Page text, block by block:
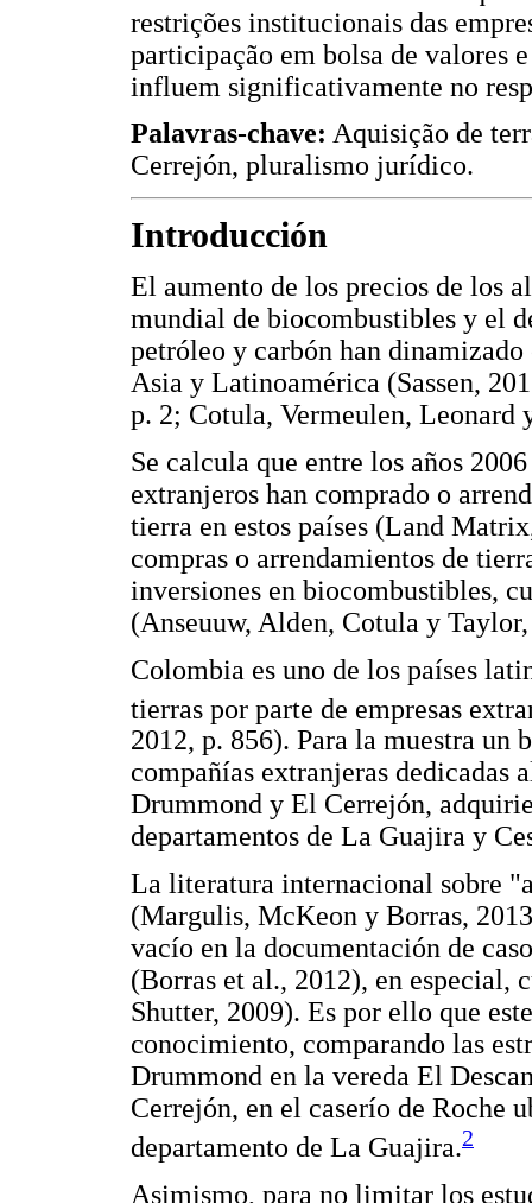
restrições institucionais das
participação em bolsa de valores
influem significativamente no
Palavras-chave: Aquisição de
Cerrejón, pluralismo jurídico.
Introducción
El aumento de los precios de los
mundial de biocombustibles y el
petróleo y carbón han
Asia y Latinoamérica (Sassen,
p. 2; Cotula, Vermeulen, Leonard
Se calcula que entre los años
extranjeros han comprado o
tierra en estos países (Land
compras o arrendamientos de
inversiones en biocombustibles,
(Anseuuw, Alden, Cotula y
Colombia es uno de los países
tierras por parte de empresas
2012, p. 856). Para la muestra un
compañías extranjeras dedicadas
Drummond y El Cerrejón,
departamentos de La Guajira y
La literatura internacional sobre
(Margulis, McKeon y Borras,
vacío en la documentación de
(Borras et al., 2012), en especial,
Shutter, 2009). Es por ello que
conocimiento, comparando las
Drummond en la vereda El
Cerrejón, en el caserío de Roche
departamento de La Guajira.2
Asimismo, para no limitar los